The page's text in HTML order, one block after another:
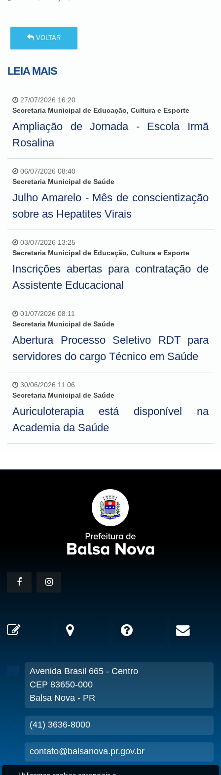
VOLTAR
LEIA MAIS
27/07/2026 16:20
Secretaria Municipal de Educação, Cultura e Esporte
Ampliação de Jornada - Escola Irmã
Rosalina
06/07/2026 08:40
Secretaria Municipal de Saúde
Julho Amarelo - Mês de conscientização
sobre as Hepatites Virais
03/07/2026 13:25
Secretaria Municipal de Educação, Cultura e Esporte
Inscrições abertas para contratação de
Assistente Educacional
01/07/2026 08:11
Secretaria Municipal de Saúde
Abertura Processo Seletivo RDT para
servidores do cargo Técnico em Saúde
30/06/2026 11:06
Secretaria Municipal de Saúde
Auriculoterapia está disponível na
Academia da Saúde
Avenida Brasil 665 - Centro
CEP 83650-000
Balsa Nova - PR
(41) 3636-8000
contato@balsanova.pr.gov.br